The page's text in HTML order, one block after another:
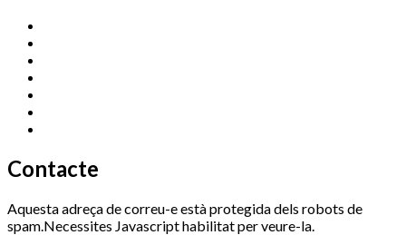
Contacte
Aquesta adreça de correu-e està protegida dels robots de
spam.Necessites Javascript habilitat per veure-la.